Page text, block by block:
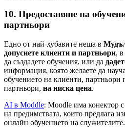
10. Предоставяне на
партньори
Едно от най-хубавите неща в
допуснете клиенти и партньори,
да създадете обучения, или да
информация, която желаете да
обучението на клиенти, партньори
партньори, на ниска цена.
AI в Moddle: Moodle има конектор
на предимствата, които предлага
онлайн обучението на служителите.